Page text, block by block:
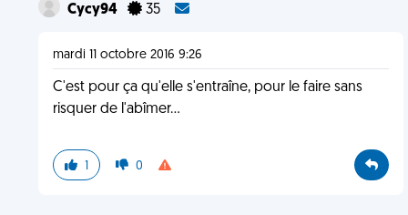
Cycy94 35
mardi 11 octobre 2016 9:26
C'est pour ça qu'elle s'entraîne, pour le faire sans
risquer de l'abîmer...
1 0